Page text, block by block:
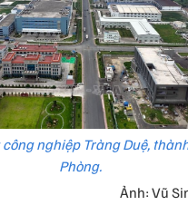
nghiệp Tràng Duệ,
Phòng.
Ảnh: Vũ